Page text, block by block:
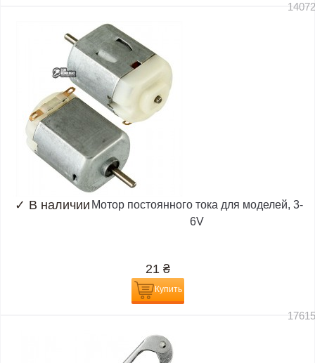
✓ В наличии Мотор постоянного тока для моделей, 3-
6V
21 ₴
Купить